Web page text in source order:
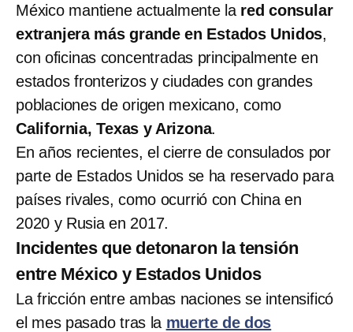
México mantiene actualmente la red consular
extranjera más grande en Estados Unidos,
con oficinas concentradas principalmente en
estados fronterizos y ciudades con grandes
poblaciones de origen mexicano, como
California, Texas y Arizona.
En años recientes, el cierre de consulados por
parte de Estados Unidos se ha reservado para
países rivales, como ocurrió con China en
2020 y Rusia en 2017.
Incidentes que detonaron la tensión
entre México y Estados Unidos
La fricción entre ambas naciones se intensificó
el mes pasado tras la muerte de dos